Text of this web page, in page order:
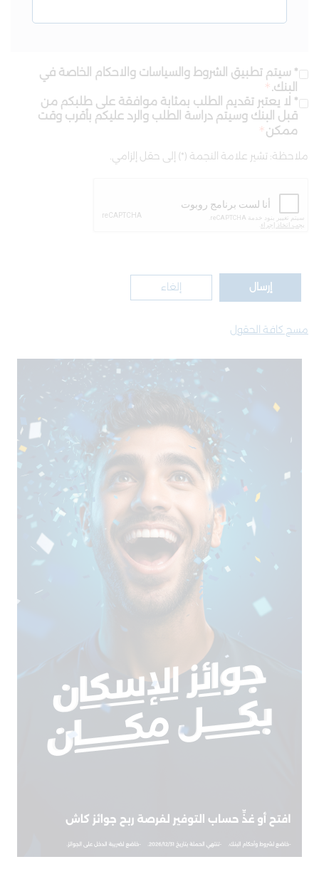
* سيتم تطبيق الشروط والسياسات والاحكام الخاصة في
البنك.
* لا يعتبر تقديم الطلب بمثابة موافقة على طلبكم من
قبل البنك وسيتم دراسة الطلب والرد عليكم بأقرب وقت
ممكن
ملاحظة: تشير علامة النجمة (*) إلى حقل إلزامي.
إرسال إلغاء
مسح كافة الحقول